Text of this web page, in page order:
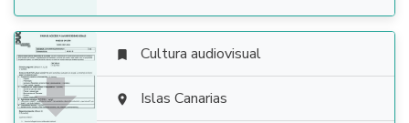

 Cultura audiovisual
 Islas Canarias